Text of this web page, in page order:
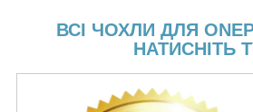
ВСІ ЧОХЛИ ДЛЯ
НАТИСНІТЬ